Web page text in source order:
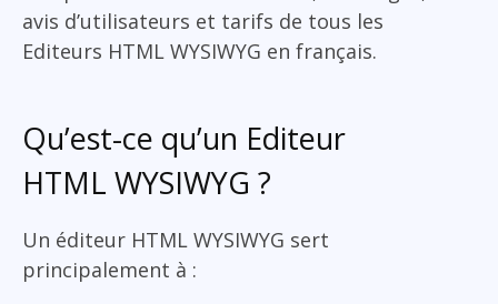
avis d’utilisateurs et tarifs de tous les
Editeurs HTML WYSIWYG en français.
Qu’est-ce qu’un Editeur
HTML WYSIWYG ?
Un éditeur HTML WYSIWYG sert
principalement à :